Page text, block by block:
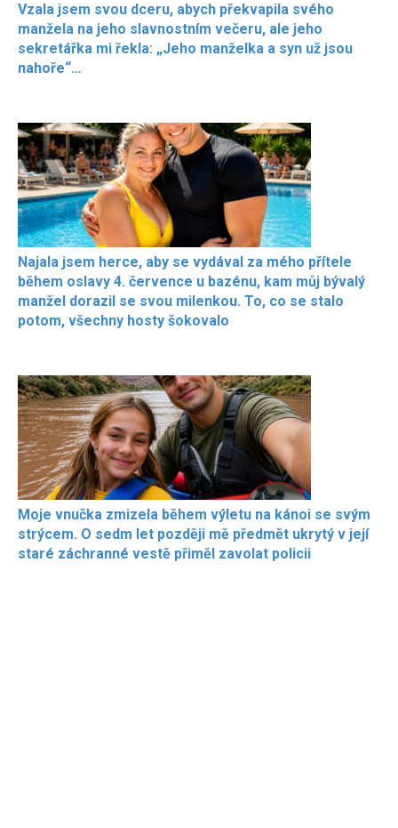
Vzala jsem svou dceru, abych překvapila svého
manžela na jeho slavnostním večeru, ale jeho
sekretářka mi řekla: „Jeho manželka a syn už jsou
nahoře“…
Najala jsem herce, aby se vydával za mého přítele
během oslavy 4. července u bazénu, kam můj bývalý
manžel dorazil se svou milenkou. To, co se stalo
potom, všechny hosty šokovalo
Moje vnučka zmizela během výletu na kánoi se svým
strýcem. O sedm let později mě předmět ukrytý v její
staré záchranné vestě přiměl zavolat policii